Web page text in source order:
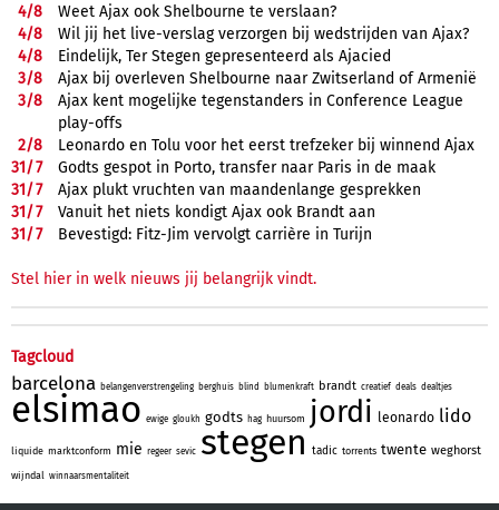
4/8
Weet Ajax ook Shelbourne te verslaan?
4/8
Wil jij het live-verslag verzorgen bij wedstrijden van Ajax?
4/8
Eindelijk, Ter Stegen gepresenteerd als Ajacied
3/8
Ajax bij overleven Shelbourne naar Zwitserland of Armenië
3/8
Ajax kent mogelijke tegenstanders in Conference League
play-offs
2/8
Leonardo en Tolu voor het eerst trefzeker bij winnend Ajax
31/7
Godts gespot in Porto, transfer naar Paris in de maak
31/7
Ajax plukt vruchten van maandenlange gesprekken
31/7
Vanuit het niets kondigt Ajax ook Brandt aan
31/7 Bevestigd: Fitz-Jim vervolgt carrière in Turijn
Stel hier in welk nieuws jij belangrijk vindt.
Tagcloud
barcelona belangenverstrengeling berghuis blind blumenkraft brandt creatief deals dealtjes
elsimao ewige gloukh godts hag huursom jordi leonardo lido
liquide marktconform mie regeer sevic stegen tadic torrents twente weghorst
wijndal winnaarsmentaliteit